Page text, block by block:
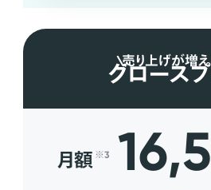
売り上げが増
グロース
月額 ※3